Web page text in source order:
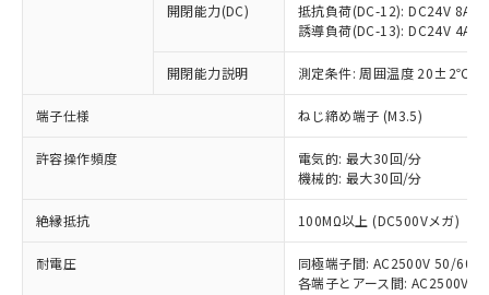
開閉能力(DC)
抵抗負荷(DC-12): DC24V 8A/
誘導負荷(DC-13): DC24V 4A/
開閉能力説明 測定条件: 周囲温度 20±2℃、
端子仕様 ねじ締め端子 (M3.5)
許容操作頻度
電気的: 最大30回/分
機械的: 最大30回/分
絶縁抵抗 100MΩ以上 (DC500Vメガ)
耐電圧
同極端子間: AC2500V 50/
各端子とアース間: AC2500V
以下の条件をお読みいただき、同意のうえ
ご利用ください。
本サービスは、当社制御機器事業取扱
商品の当社在庫状況および標準価格
(税抜)を提供させていただくもので
当社制御機器事業取扱商品の中には、
本サービスの対象外となる商品もある
ことをご了承ください。
在庫状況および標準価格照会結果は、
対応予定なし：EU RoHS指令（10物質）の
非含有に非対応の商品で、対応品を出す予
調査・確認中：EU RoHS指令（10物質）の
非含有の対応状況を調査中または確認中の
商品です。
非該当品：ライセンス料など無形物で、有
害物質有無と関係のない商品です。
仕入先様の事情により、非含有部品として
いたものが、含有品と判明した場合などや
むを得ず変更することがあります。
「○」：最大均質材料含有率が中国RoHSの
基準値以下であることを示します。
「×」：最大均質材料含有率が中国RoHSの
基準値を超えていることを示します。
「－」：未確認です。当社販売部門へお問
当社は、これら貴社製品のうち、外国
為替および外国貿易法に定める商品